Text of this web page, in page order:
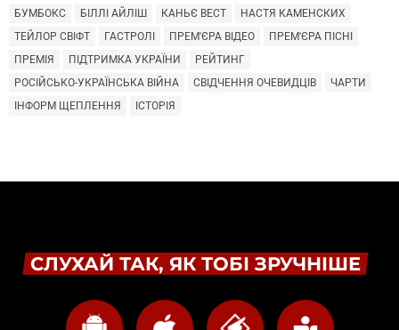
БУМБОКС
БІЛЛІ АЙЛІШ КАНЬЄ ВЕСТ
НАСТЯ КАМЕНСКИХ
ТЕЙЛОР СВІФТ
ГАСТРОЛІ ПРЕМ'ЄРА ВІДЕО
ПРЕМ'ЄРА ПІСНІ
ПРЕМІЯ
ПІДТРИМКА УКРАЇНИ
РЕЙТИНГ
РОСІЙСЬКО-УКРАЇНСЬКА ВІЙНА
СВІДЧЕННЯ ОЧЕВИДЦІВ
ЧАРТИ
ІНФОРМ ЩЕПЛЕННЯ
ІСТОРІЯ
СЛУХАЙ ТАК, ЯК ТОБІ ЗРУЧНІШЕ